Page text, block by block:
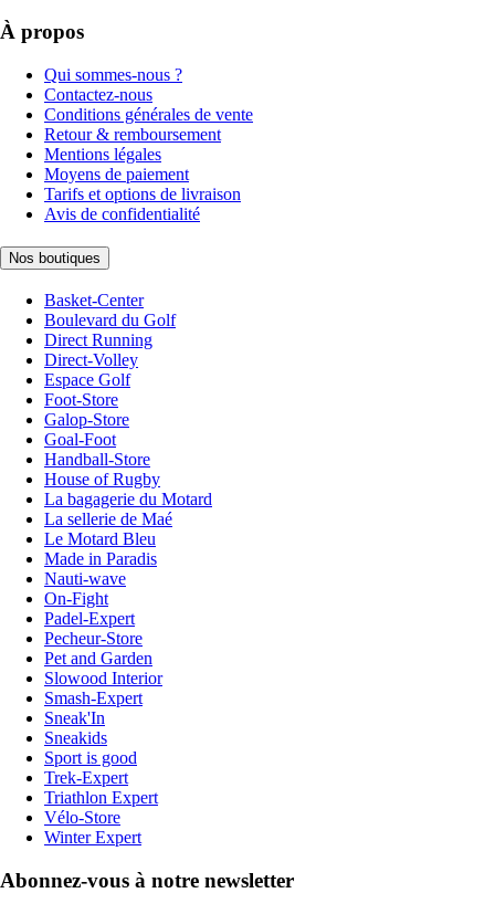
À propos
Qui sommes-nous ?
Contactez-nous
Conditions générales de vente
Retour & remboursement
Mentions légales
Moyens de paiement
Tarifs et options de livraison
Avis de confidentialité
Nos boutiques
Basket-Center
Boulevard du Golf
Direct Running
Direct-Volley
Espace Golf
Foot-Store
Galop-Store
Goal-Foot
Handball-Store
House of Rugby
La bagagerie du Motard
La sellerie de Maé
Le Motard Bleu
Made in Paradis
Nauti-wave
On-Fight
Padel-Expert
Pecheur-Store
Pet and Garden
Slowood Interior
Smash-Expert
Sneak'In
Sneakids
Sport is good
Trek-Expert
Triathlon Expert
Vélo-Store
Winter Expert
Abonnez-vous à notre newsletter